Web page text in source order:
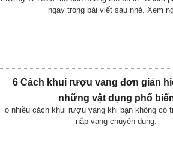
ngay trong bài viết sau nhé. Xem
6 Cách khui rượu vang đơn giản
những vật dụng phổ
ó nhiều cách khui rượu vang khi bạn không có
nắp vang chuyên dụng.